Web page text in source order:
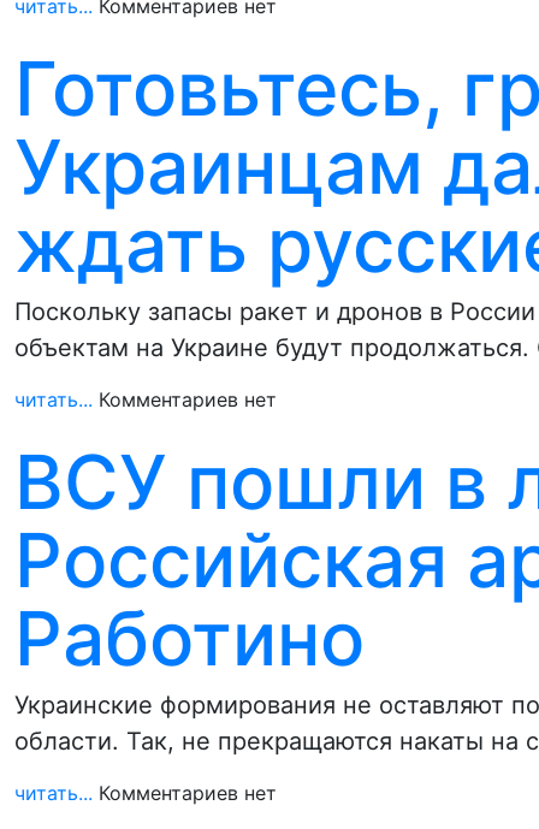
читать... Комментариев нет
Готовьтесь,
Украинцам
ждать
Поскольку запасы ракет и дронов в
объектам на Украине будут
читать... Комментариев нет
ВСУ пошли в
Российская
Работино
Украинские формирования не оставляют
области. Так, не прекращаются накаты на
читать... Комментариев нет